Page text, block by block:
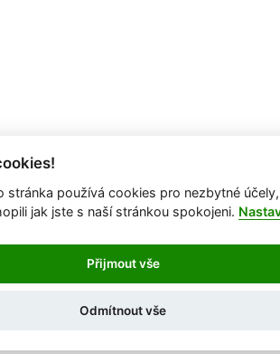
stránka používá cookies pro nezbytné
jak jste s naší stránkou spokojeni.
Přijmout vše
Odmítnout vše